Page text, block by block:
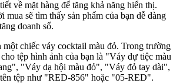
về mặt hàng để tăng khả năng hiển thị.
mua sẽ tìm thấy sản phẩm của bạn dễ dàng
doanh số.
một chiếc váy cocktail màu đỏ. Trong trường
tệp hình ảnh của bạn là "Váy dự tiệc màu
"Váy dạ hội màu đỏ", "Váy đỏ tay dài",
tệp như "RED-856" hoặc "05-RED".